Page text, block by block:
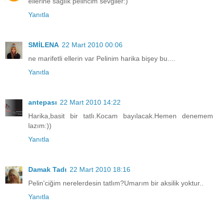
Yanıtla
SMİLENA 22 Mart 2010 00:06
ne marifetli ellerin var Pelinim harika bişey bu....
Yanıtla
antepası 22 Mart 2010 14:22
Harika,basit bir tatlı.Kocam bayılacak.Hemen denemem
lazım:))
Yanıtla
Damak Tadı 22 Mart 2010 18:16
Pelin'ciğim nerelerdesin tatlım?Umarım bir aksilik yoktur..
Yanıtla